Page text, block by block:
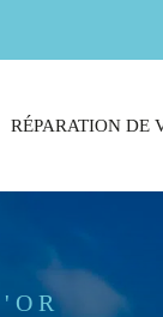
RÉPARATION DE